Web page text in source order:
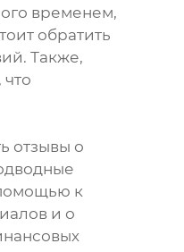
временем,
обратить
Также,
отзывы о
к
и о